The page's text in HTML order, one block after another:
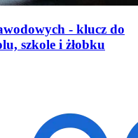
- klucz do
szkole i żłobku